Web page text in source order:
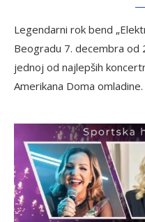
Legendarni rok bend
Beogradu 7. decembra od
jednoj od najlepših
Amerikana Doma